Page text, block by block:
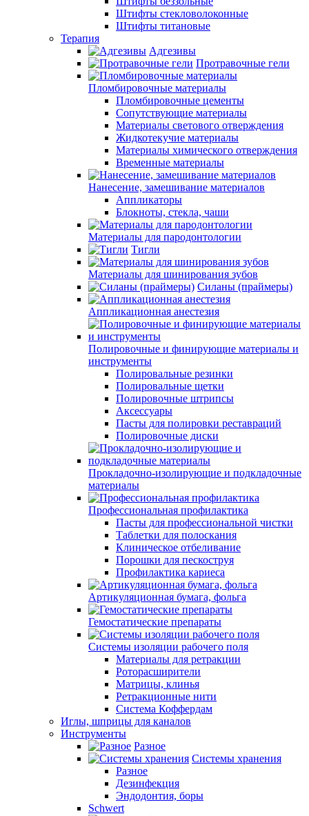
Штифты стекловолоконные
Штифты титановые
Терапия
Адгезивы
Протравочные гели
Пломбировочные материалы
Пломбировочные цементы
Сопутствующие материалы
Материалы светового отверждения
Жидкотекучие материалы
Материалы химического отверждения
Временные материалы
Нанесение, замешивание материалов
Аппликаторы
Блокноты, стекла, чаши
Материалы для пародонтологии
Тигли
Материалы для шинирования зубов
Силаны (праймеры)
Аппликационная анестезия
Полировочные и финирующие материалы и
инструменты
Полировальные резинки
Полировальные щетки
Полировочные штрипсы
Аксессуары
Пасты для полировки реставраций
Полировочные диски
Прокладочно-изолирующие и подкладочные
материалы
Профессиональная профилактика
Пасты для профессиональной чистки
Таблетки для полоскания
Клиническое отбеливание
Порошки для пескоструя
Профилактика кариеса
Артикуляционная бумага, фольга
Гемостатические препараты
Системы изоляции рабочего поля
Материалы для ретракции
Роторасширители
Матрицы, клинья
Ретракционные нити
Система Коффердам
Иглы, шприцы для каналов
Инструменты
Разное
Системы хранения
Разное
Дезинфекция
Эндодонтия, боры
Schwert